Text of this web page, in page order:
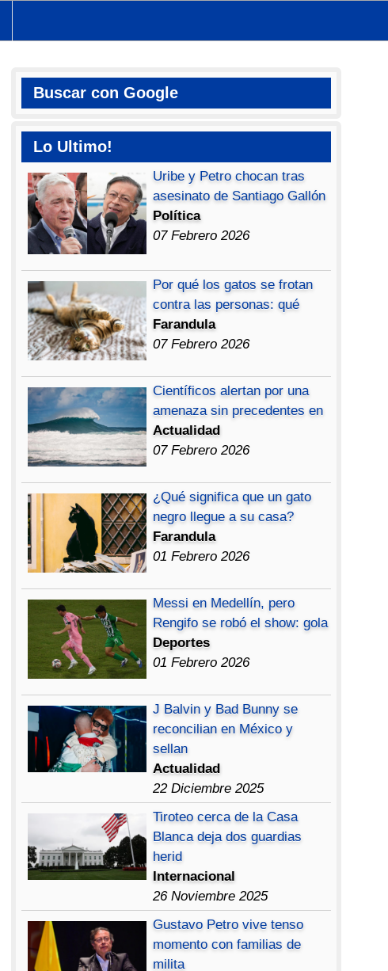
Buscar con Google
Lo Ultimo!
Uribe y Petro chocan tras
asesinato de Santiago Gallón
Política
07 Febrero 2026
Por qué los gatos se frotan
contra las personas: qué
Farandula
07 Febrero 2026
Científicos alertan por una
amenaza sin precedentes en
Actualidad
07 Febrero 2026
¿Qué significa que un gato
negro llegue a su casa?
Farandula
01 Febrero 2026
Messi en Medellín, pero
Rengifo se robó el show: gola
Deportes
01 Febrero 2026
J Balvin y Bad Bunny se
reconcilian en México y
sellan
Actualidad
22 Diciembre 2025
Tiroteo cerca de la Casa
Blanca deja dos guardias
herid
Internacional
26 Noviembre 2025
Gustavo Petro vive tenso
momento con familias de
milita